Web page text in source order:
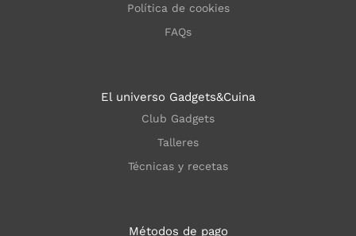
Política de cookies
FAQs
El universo Gadgets&Cuina
Club Gadgets
Talleres
Técnicas y recetas
Métodos de pago